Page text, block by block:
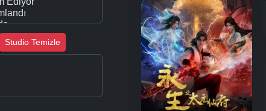
Studio Temizle